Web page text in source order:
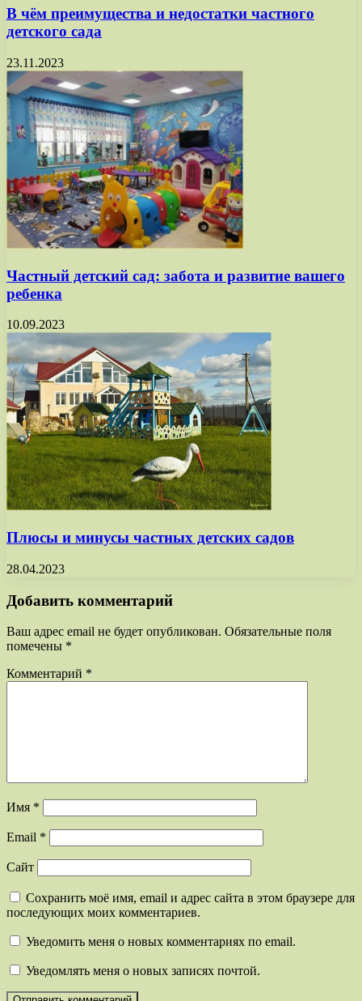
В чём преимущества и недостатки частного
детского сада
23.11.2023
Частный детский сад: забота и развитие вашего
ребенка
10.09.2023
Плюсы и минусы частных детских садов
28.04.2023
Добавить комментарий
Ваш адрес email не будет опубликован. Обязательные поля
помечены *
Комментарий *
Имя *
Email *
Сайт
Сохранить моё имя, email и адрес сайта в этом браузере для
последующих моих комментариев.
Уведомить меня о новых комментариях по email.
Уведомлять меня о новых записях почтой.